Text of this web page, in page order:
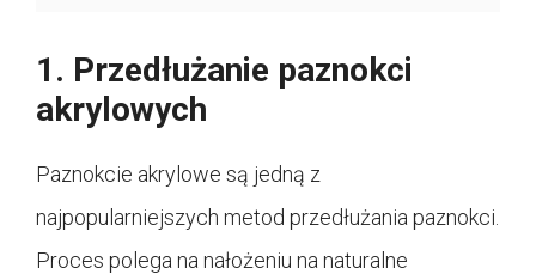
1. Przedłużanie paznokci
akrylowych
Paznokcie akrylowe są jedną z
najpopularniejszych metod przedłużania paznokci.
Proces polega na nałożeniu na naturalne